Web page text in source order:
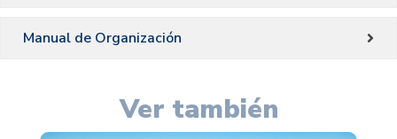
Manual de Organización
Ver también